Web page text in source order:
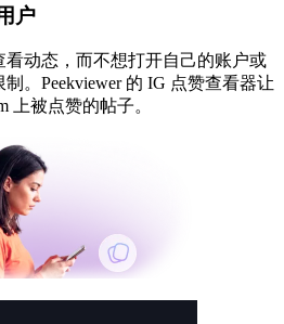
户
看动态，而不想打开自己的账户或
。Peekviewer 的 IG 点赞查看器让
上被点赞的帖子。